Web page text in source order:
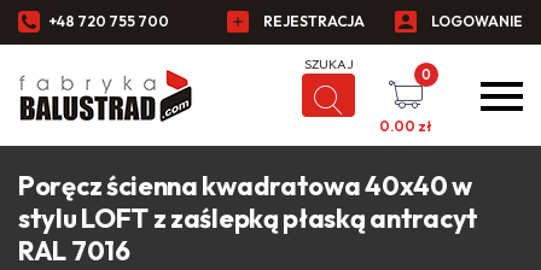
+48 720 755 700 REJESTRACJA LOGOWANIE
0
0.00 zł
Poręcz ścienna kwadratowa 40x40 w
stylu LOFT z zaślepką płaską antracyt
RAL 7016